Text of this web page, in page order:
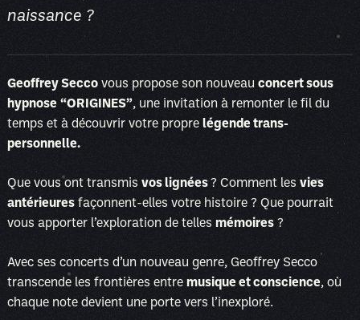
naissance ?
Geoffrey Seccovous propose son nouveau concert sous
hypnose “ORIGINES”, une invitation à remonter le fil du
temps et à découvrir votre propre légende trans-
personnelle.
Que vous ont transmis vos lignées? Comment les vies
antérieuresfaçonnent-elles votre histoire ? Que pourrait
vous apporter l’exploration de telles mémoires?
Avec ses concerts d’un nouveau genre, Geoffrey Secco
transcende les frontières entre musique et conscience, où
chaque note devient une porte vers l’inexploré.